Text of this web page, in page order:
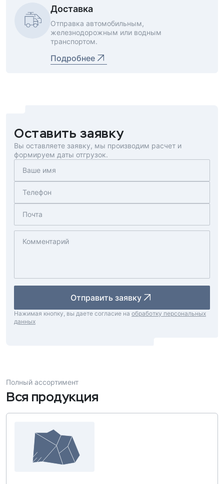
Доставка
Отправка автомобильным,
железнодорожным или водным
транспортом.
Подробнее
Оставить заявку
Вы оставляете заявку, мы производим расчет и
формируем даты отгрузок.
Отправить заявку
Нажимая кнопку, вы даете согласие на обработку персональных
данных
Полный ассортимент
Вся продукция